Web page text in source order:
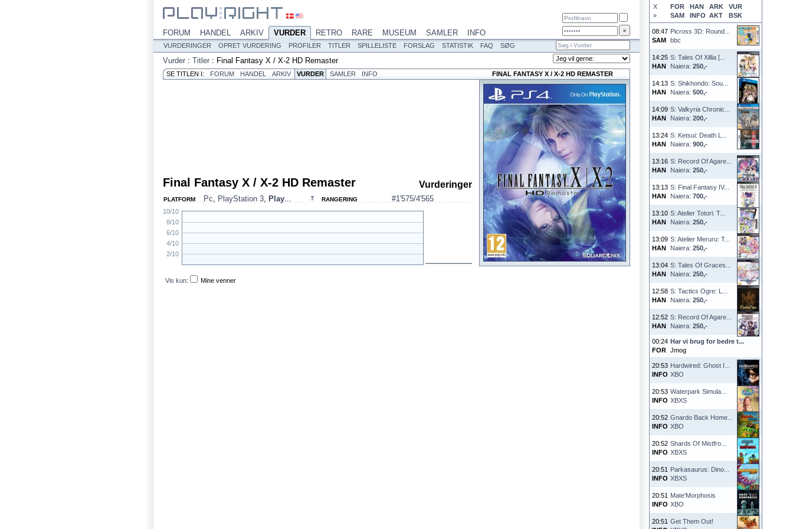
X FOR HAN ARK
VUR
»
SAM INFO AKT BSK
08:47
SAM
Picross 3D: Round...
bbc
14:25
HAN
S: Tales Of Xillia [...
Naiera: 250,-
14:13
HAN
S: Shikhondo: Sou...
Naiera: 500,-
14:09
HAN
S: Valkyria Chronic...
Naiera: 200,-
13:24
HAN
S: Ketsui: Death L...
Naiera: 900,-
13:16
HAN
S: Record Of Agare...
Naiera: 250,-
13:13
HAN
S: Final Fantasy IV...
Naiera: 700,-
13:10
HAN
S: Atelier Totori: T...
Naiera: 250,-
13:09
HAN
S: Atelier Meruru: T...
Naiera: 250,-
13:04
HAN
S: Tales Of Graces...
Naiera: 250,-
12:58
HAN
S: Tactics Ogre: L...
Naiera: 250,-
12:52
HAN
S: Record Of Agare...
Naiera: 250,-
00:24
FOR
Har vi brug for bedre t...
Jmog
20:53
INFO
Hardwired: Ghost I...
XBO
20:53
INFO
Waterpark Simula...
XBXS
20:52
INFO
Gnardo Back Home...
XBO
20:52
INFO
Shards Of Mistfro...
XBXS
20:51
INFO
Parkasaurus: Dino...
XBXS
20:51
INFO
Mate'Morphosis
XBO
20:51 Get Them Out!
FORUM HANDEL ARKIV VURDER RETRO RARE MUSEUM SAMLER INFO
VURDERINGER OPRET VURDERING PROFILER TITLER SPILLELISTE FORSLAG STATISTIK FAQ SØG
Vurder : Titler : Final Fantasy X / X-2 HD Remaster
SE TITLEN I: FORUM HANDEL ARKIV VURDER SAMLER INFO FINAL FANTASY X / X-2 HD REMASTER
Final Fantasy X / X-2 HD Remaster Vurderinger
PLATFORM Pc, PlayStation 3, Play... RANGERING #1'575/4'565
2/10
4/10
6/10
8/10
10/10
Vis kun: Mine venner